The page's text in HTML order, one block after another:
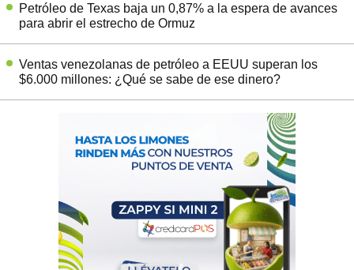
Petróleo de Texas baja un 0,87% a la espera de avances
para abrir el estrecho de Ormuz
Ventas venezolanas de petróleo a EEUU superan los
$6.000 millones: ¿Qué se sabe de ese dinero?